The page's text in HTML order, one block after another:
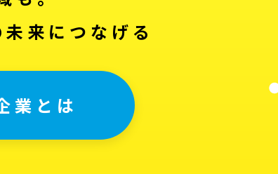
来につなげる
業とは